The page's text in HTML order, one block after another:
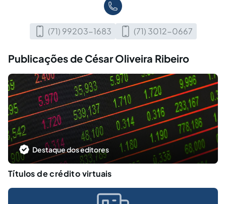
(71) 99203-1683 (71) 3012-0667
Publicações de César Oliveira Ribeiro
Destaque dos editores
Títulos de crédito virtuais